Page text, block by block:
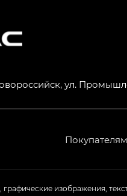
ул.
Покупателям
изображения,